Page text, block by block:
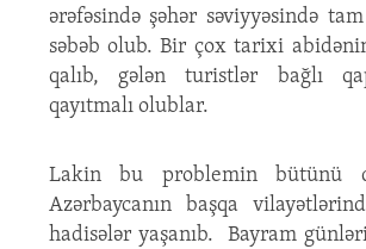
ərəfəsində şəhər səviyyəsində tam
səbəb olub. Bir çox tarixi abidənin
qalıb, gələn turistlər bağlı
qayıtmalı olublar.
Lakin bu problemin bütünü
Azərbaycanın başqa
hadisələr yaşanıb. Bayram